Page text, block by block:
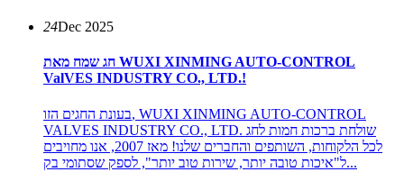
24Dec 2025
חג שמח מאת WUXI XINMING AUTO-CONTROL
ValVES INDUSTRY CO., LTD.!
בעונת החגים הזו, WUXI XINMING AUTO-CONTROL
VALVES INDUSTRY CO., LTD. שולחת ברכות חמות לחג
לכל הלקוחות, השותפים והחברים שלנו! מאז 2007, אנו מחויבים
ל"איכות טובה יותר, שירות טוב יותר", לספק שסתומי בק...